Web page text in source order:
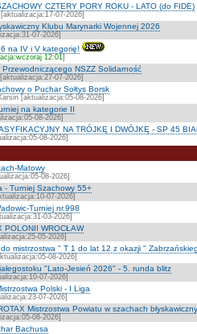
CZTERY PORY ROKU - LATO (do FIDE)
07-2026]
Klubu Marynarki Wojennej 2026
07-2026]
na IV i V kategorię!
12:01]
NSZZ Solidarność
07-2026]
o Puchar Sołtys Borsk
[aktualizacja:05-08-2026]
na kategorie II
08-2026]
NA TRÓJKĘ I DWÓJKĘ - SP 45
08-2026]
Matowy
08-2026]
- Turniej Szachowy 55+
07-2026]
Turniej nr.998
03-2026]
POLONII WROCŁAW
05-2026]
mistrzostwa " T 1 do lat 12 z okazji "
08-2026]
"Lato-Jesień 2026" - 5. runda blitz
07-2026]
Polski - I Liga
07-2026]
Mistrzostwa Powiatu w szachach
08-2026]
Bachusa